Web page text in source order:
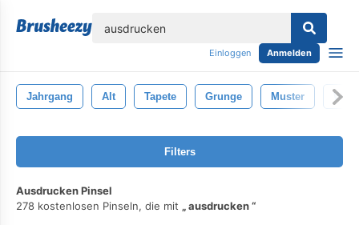
Einloggen Anmelden
Jahrgang Alt Tapete Grunge Muster
Filters
Ausdrucken Pinsel
278 kostenlosen Pinseln, die mit
ausdrucken